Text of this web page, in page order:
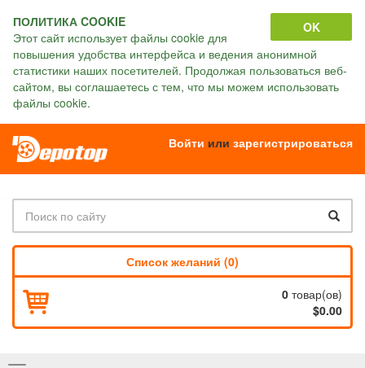
OK
ПОЛИТИКА COOKIE
Этот сайт использует файлы cookie для
повышения удобства интерфейса и ведения анонимной
статистики наших посетителей. Продолжая пользоваться веб-
сайтом, вы соглашаетесь с тем, что мы можем использовать
файлы cookie.
Войти или зарегистрироваться
Список желаний (0)
0 товар(ов)
$0.00